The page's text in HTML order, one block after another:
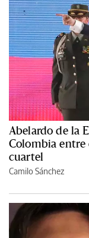
Abelardo de la
Colombia
cuartel
Camilo Sánchez